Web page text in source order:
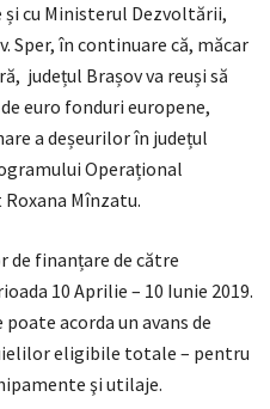
cu Ministerul Dezvoltării,
Sper, în continuare că, măcar
județul Brașov va reuși să
euro fonduri europene,
a deșeurilor în județul
Operațional
Mînzatu.
de finanțare de către
10 Aprilie – 10 Iunie 2019.
acorda un avans de
eligibile totale – pentru
şi utilaje.